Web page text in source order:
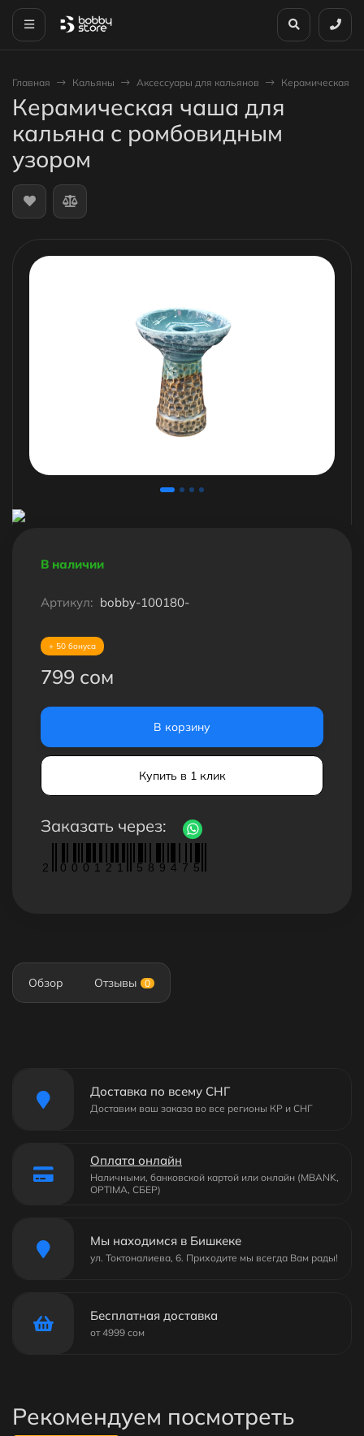
Главная Кальяны Аксессуары для кальянов Керамическая
Керамическая чаша для
кальяна с ромбовидным
узором
В наличии
Артикул: bobby-100180-
+ 50 бонуса
799 сом
В корзину
Купить в 1 клик
Заказать через:
2 0 0 0 1 2 1 5 8 9 4 7 5
Обзор Отзывы 0
Доставка по всему СНГ
Доставим ваш заказа во все регионы КР и СНГ
Оплата онлайн
Наличными, банковской картой или онлайн (MBANK,
OPTIMA, СБЕР)
Мы находимся в Бишкеке
ул. Токтоналиева, 6. Приходите мы всегда Вам рады!
Бесплатная доставка
от 4999 сом
Рекомендуем посмотреть